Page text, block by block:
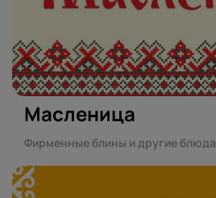
Масленица
Фирменные блины и другие блюда